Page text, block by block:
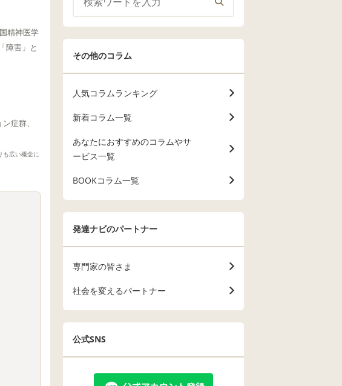
精神医学
障害」と
症群、
も広い概念に
その他のコラム
人気コラムランキング
新着コラム一覧
あなたにおすすめのコラムやサ
ービス一覧
BOOKコラム一覧
発達ナビのパートナー
専門家の皆さま
社会を変えるパートナー
公式SNS